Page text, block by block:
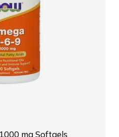
mg Softgels